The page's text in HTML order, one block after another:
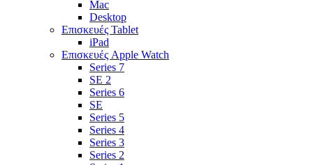
Mac
Desktop
Επισκευές Tablet
iPad
Επισκευές Apple Watch
Series 7
SE 2
Series 6
SE
Series 5
Series 4
Series 3
Series 2